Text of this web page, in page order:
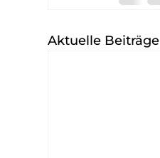
Aktuelle Beiträge